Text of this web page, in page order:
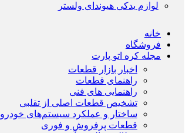
لوازم یدکی هیوندای ولستر
خانه
فروشگاه
مجله کره اتو پارت
اخبار بازار قطعات
راهنمای قطعات
راهنمایی های فنی
تشخیص قطعات اصلی از تقلبی
ساختار و عملکرد سیستم‌های خودرو
قطعات پرفروش و فوری